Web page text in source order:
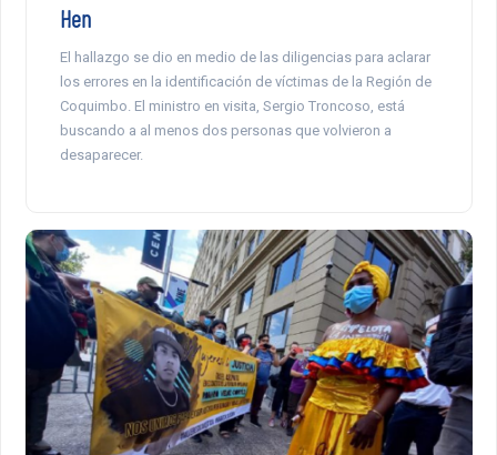
Hen
El hallazgo se dio en medio de las diligencias para aclarar
los errores en la identificación de víctimas de la Región de
Coquimbo. El ministro en visita, Sergio Troncoso, está
buscando a al menos dos personas que volvieron a
desaparecer.